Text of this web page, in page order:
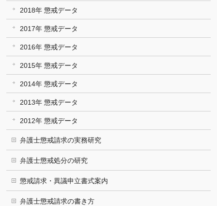
2018年 懲戒データ
2017年 懲戒データ
2016年 懲戒データ
2015年 懲戒データ
2014年 懲戒データ
2013年 懲戒データ
2012年 懲戒データ
弁護士懲戒請求の実務研究
弁護士懲戒処分の研究
懲戒請求・異議申立書式案内
弁護士懲戒請求の書き方